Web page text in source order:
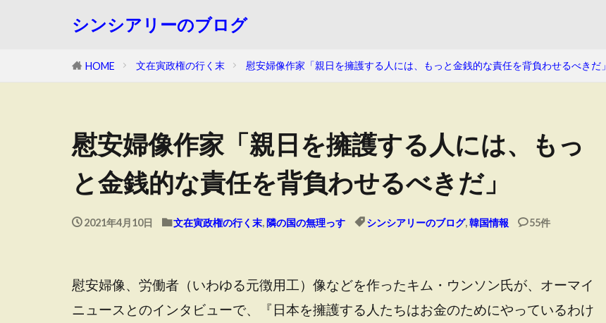
シンシアリーのブログ
HOME 文在寅政権の行く末 慰安婦像作家「親日を擁護する人には、もっと金銭的な責任を背負わせるべきだ」
慰安婦像作家「親日を擁護する人には、もっ
と金銭的な責任を背負わせるべきだ」
2021年4月10日 文在寅政権の行く末,隣の国の無理っす シンシアリーのブログ,韓国情報 55件
慰安婦像、労働者（いわゆる元徴用工）像などを作ったキム・ウンソン氏が、オーマイ
ニュースとのインタビューで、『日本を擁護する人たちはお金のためにやっているわけ